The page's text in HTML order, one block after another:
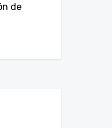
de